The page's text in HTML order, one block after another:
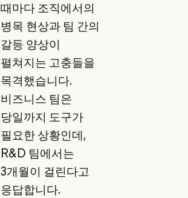
때마다 조직에서의
병목 현상과 팀 간의
갈등 양상이
펼쳐지는 고충들을
목격했습니다.
비즈니스 팀은
당일까지 도구가
필요한 상황인데,
R&D 팀에서는
3개월이 걸린다고
응답합니다.